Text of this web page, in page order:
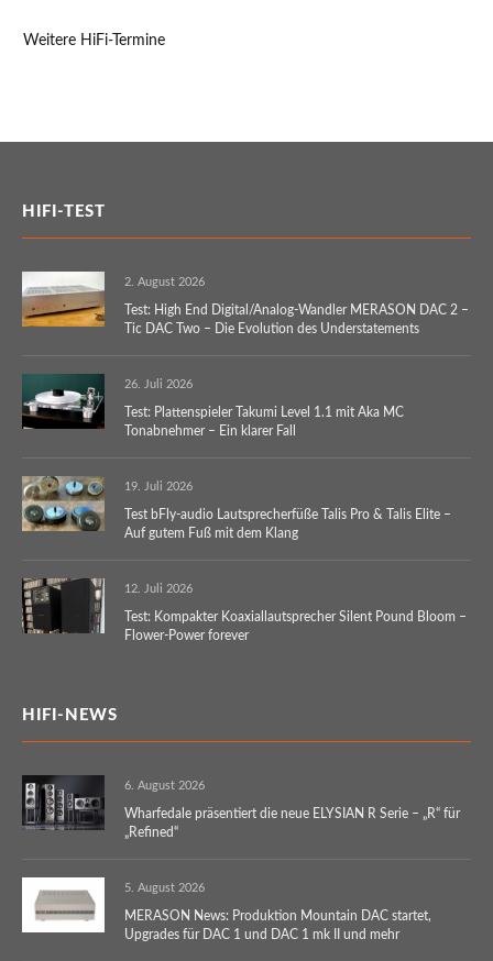
Weitere HiFi-Termine
HIFI-TEST
2. August 2026
Test: High End Digital/Analog-Wandler MERASON DAC 2 –
Tic DAC Two – Die Evolution des Understatements
26. Juli 2026
Test: Plattenspieler Takumi Level 1.1 mit Aka MC
Tonabnehmer – Ein klarer Fall
19. Juli 2026
Test bFly-audio Lautsprecherfüße Talis Pro & Talis Elite –
Auf gutem Fuß mit dem Klang
12. Juli 2026
Test: Kompakter Koaxiallautsprecher Silent Pound Bloom –
Flower-Power forever
HIFI-NEWS
6. August 2026
Wharfedale präsentiert die neue ELYSIAN R Serie – „R“ für
„Refined“
5. August 2026
MERASON News: Produktion Mountain DAC startet,
Upgrades für DAC 1 und DAC 1 mk II und mehr